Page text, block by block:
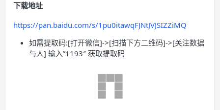
下载地址
https://pan.baidu.com/s/1pu0itawqFJNtJVJSIZZiMQ
如需提取码:[打开微信]->[扫描下方二维码]->[关注数据
与人] 输入”1193″ 获取提取码